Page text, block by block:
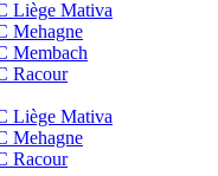
Liège Mativa
Mehagne
Membach
Racour
Liège Mativa
Mehagne
Racour